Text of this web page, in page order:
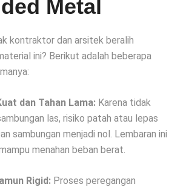
Metal
kontraktor dan arsitek beralih
ini? Berikut adalah beberapa
dan Tahan Lama: Karena tidak
las, risiko patah atau lepas
sambungan menjadi nol. Lembaran ini
menahan beban berat.
Rigid: Proses peregangan